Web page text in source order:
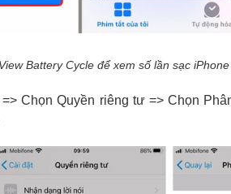
Battery Cycle để xem số lần sạc iPhone
Chọn Quyền riêng tư => Chọn